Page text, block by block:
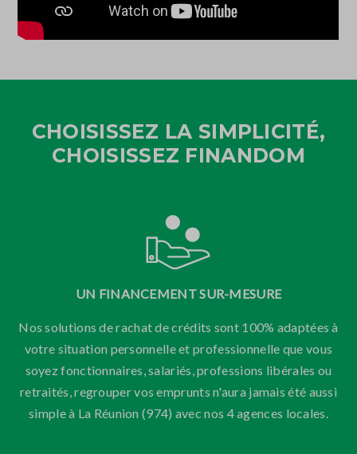
CHOISISSEZ LA SIMPLICITÉ,
CHOISISSEZ FINANDOM
UN FINANCEMENT SUR-MESURE
Nos solutions de rachat de crédits sont 100% adaptées à
votre situation personnelle et professionnelle que vous
soyez fonctionnaires, salariés, professions libérales ou
retraités, regrouper vos emprunts n'aura jamais été aussi
simple à La Réunion (974) avec nos 4 agences locales.